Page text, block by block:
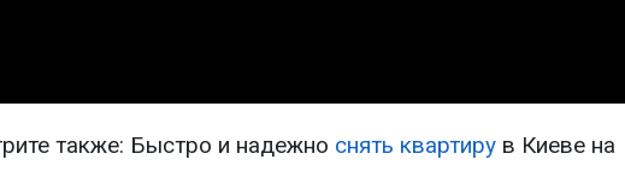
также: Быстро и надежно снять квартиру в Киеве на